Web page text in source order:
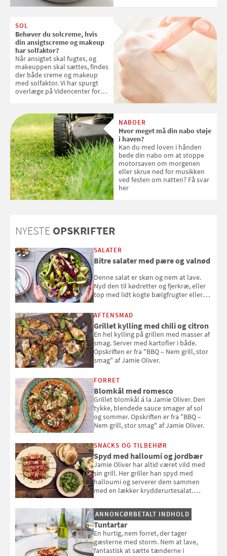
SOL
Behøver du solcreme, hvis
din ansigtscreme og makeup
har solfaktor?
Når ansigtet skal fugtes, og
makeuppen skal sættes, findes
der både creme og makeup
med solfaktor. Vi har spurgt
overlæge på Videncenter for
med SPF kan erstatte
solcreme, når man bevæger
sig ud i solen
NABOER
Hvor meget må din nabo støje
i haven?
Kan du med loven i hånden
bede din nabo om at stoppe
motorsaven om morgenen
eller skrue ned for musikken
ved festen om natten? Få svar
her
NYESTE OPSKRIFTER
SALATER
Bitre salater med pære og valnød
Denne salat er skøn og nem at lave.
Nyd den til kødretter og fjerkræ, eller
top med lidt kogte bælgfrugter eller
selvstændigt måltid. Opskriften er fra
Louisa Lorangs kogebog "Salat".
AFTENSMAD
Grillet kylling med chili og citron
En hel kylling på grillen med masser af
smag. Server med kartofler i både.
Opskriften er fra "BBQ – Nem grill, stor
smag" af Jamie Oliver.
FORRET
Blomkål med romesco
Grillet blomkål á la Jamie Oliver. Den
tykke, blendede sauce smager af sol
og sommer. Opskriften er fra "BBQ –
Nem grill, stor smag" af Jamie Oliver.
SNACKS OG TILBEHØR
Spyd med halloumi og jordbær
Jamie Oliver har altid været vild med
sin grill. Her griller han spyd med
halloumi og serverer dem sammen
med en lækker krydderurtesalat.
smag" af Jamie Oliver.
ANNONCØRBETALT INDHOLD
Tuntartar
En hurtig, nem forret, der tager
gæsterne med storm. Nem at lave,
fantastisk at sætte tænderne i